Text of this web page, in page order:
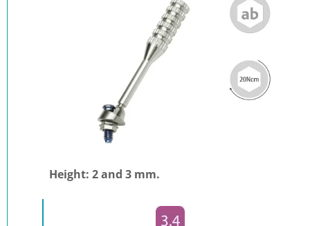
Height: 2 and 3 mm.